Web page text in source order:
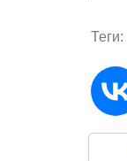
Теги: